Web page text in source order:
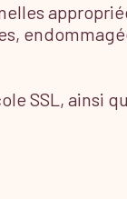
SSL, ainsi